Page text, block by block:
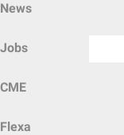
News
Jobs
CME
Flexa